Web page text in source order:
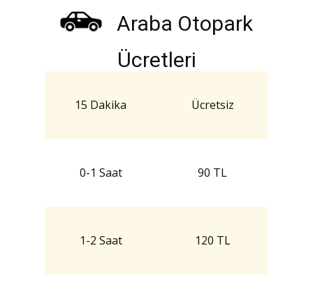
Araba Otopark
Ücretleri
15 Dakika Ücretsiz
0-1 Saat 90 TL
1-2 Saat 120 TL